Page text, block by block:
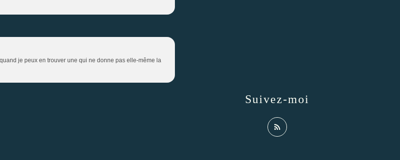
je peux en trouver une qui ne donne pas elle-même la
Suivez-moi